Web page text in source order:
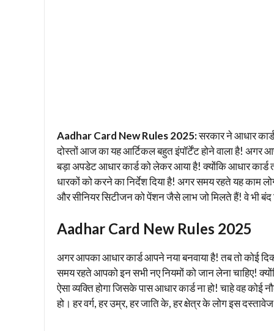
Aadhar Card New Rules 2025:सरकार ने आधार
दोस्तों आज का यह आर्टिकल बहुत इंपॉर्टेंट होने वाला है!
बड़ा अपडेट आधार कार्ड को लेकर आया है! क्योंकि आधार
धारकों को करने का निर्देश दिया है! अगर समय रहते यह काम
और सीनियर सिटीजन को पेंशन जैसे लाभ जो मिलते हैं! वे भी
Aadhar Card New Rules 2025
अगर आपका आधार कार्ड आपने नया बनवाया है! तब तो कोई
समय रहते आपको इन सभी नए नियमों को जान लेना चाहिए!
ऐसा व्यक्ति होगा जिसके पास आधार कार्ड ना हो! चाहे वह कोई
हो। हर वर्ग, हर उम्र, हर जाति के, हर क्षेत्र के लोग इस